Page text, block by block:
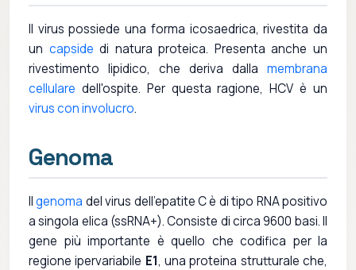
Il virus possiede una forma icosaedrica, rivestita da
un capside di natura proteica. Presenta anche un
rivestimento lipidico, che deriva dalla membrana
cellulare dell'ospite. Per questa ragione, HCV è un
virus con involucro.
Genoma
Ilgenoma del virus dell'epatite C è di tipo RNA positivo
a singola elica (ssRNA+). Consiste di circa 9600 basi. Il
gene più importante è quello che codifica per la
regione ipervariabile E1, una proteina strutturale che,